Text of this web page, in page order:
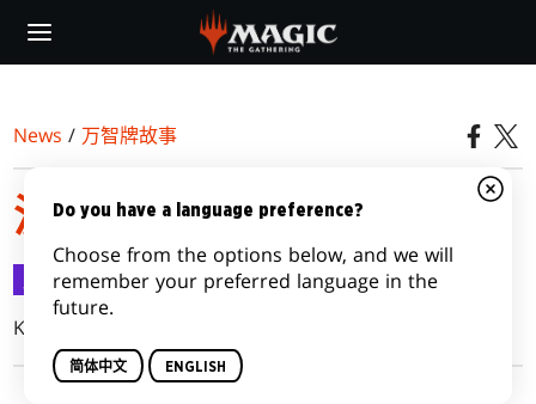
main
News / 万智牌故事
波拉斯编年史：现世传言
万智牌故事
2018-08-15
Kate Elliott
Do you have a language preference?
Choose from the options below, and we will
remember your preferred language in the
future.
简体中文 ENGLISH